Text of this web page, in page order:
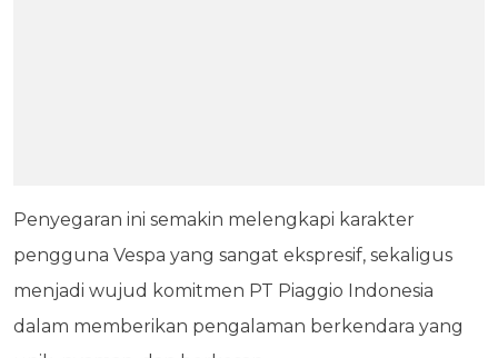
Penyegaran ini semakin melengkapi karakter
pengguna Vespa yang sangat ekspresif, sekaligus
menjadi wujud komitmen PT Piaggio Indonesia
dalam memberikan pengalaman berkendara yang